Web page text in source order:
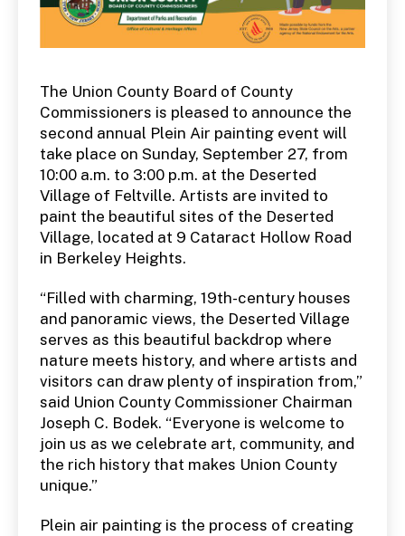
The Union County Board of County
Commissioners is pleased to announce the
second annual Plein Air painting event will
take place on Sunday, September 27, from
10:00 a.m. to 3:00 p.m. at the Deserted
Village of Feltville. Artists are invited to
paint the beautiful sites of the Deserted
Village, located at 9 Cataract Hollow Road
in Berkeley Heights.
“Filled with charming, 19th-century houses
and panoramic views, the Deserted Village
serves as this beautiful backdrop where
nature meets history, and where artists and
visitors can draw plenty of inspiration from,”
said Union County Commissioner Chairman
Joseph C. Bodek. “Everyone is welcome to
join us as we celebrate art, community, and
the rich history that makes Union County
unique.”
Plein air painting is the process of creating